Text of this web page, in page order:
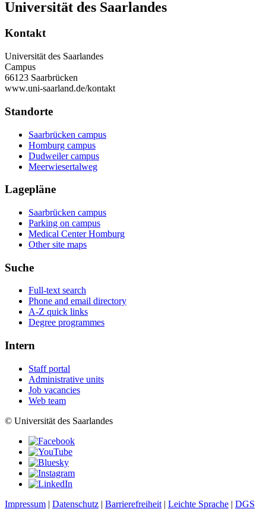
Universität des Saarlandes
Kontakt
Universität des Saarlandes
Campus
66123 Saarbrücken
www.uni-saarland.de/kontakt
Standorte
Saarbrücken campus
Homburg campus
Dudweiler campus
Meerwiesertalweg
Lagepläne
Saarbrücken campus
Parking on campus
Medical Center Homburg
Other site maps
Suche
Full-text search
Phone and email directory
A-Z quick links
Degree programmes
Intern
Staff portal
Administrative units
Job vacancies
Web team
© Universität des Saarlandes
Impressum | Datenschutz | Barrierefreiheit | Leichte Sprache | DGS